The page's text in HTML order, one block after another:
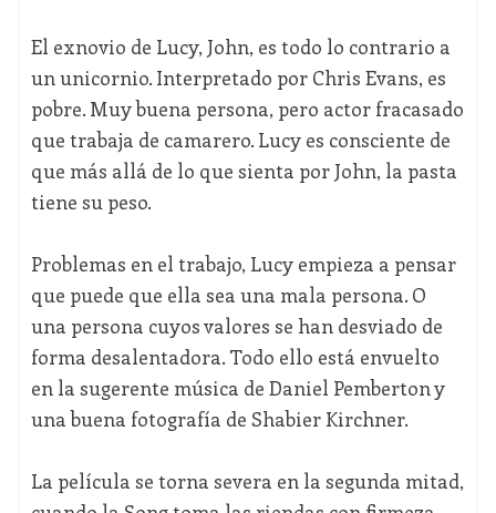
El exnovio de Lucy, John, es todo lo contrario a
un unicornio. Interpretado por Chris Evans, es
pobre. Muy buena persona, pero actor fracasado
que trabaja de camarero. Lucy es consciente de
que más allá de lo que sienta por John, la pasta
tiene su peso.
Problemas en el trabajo, Lucy empieza a pensar
que puede que ella sea una mala persona. O
una persona cuyos valores se han desviado de
forma desalentadora. Todo ello está envuelto
en la sugerente música de Daniel Pemberton y
una buena fotografía de Shabier Kirchner.
La película se torna severa en la segunda mitad,